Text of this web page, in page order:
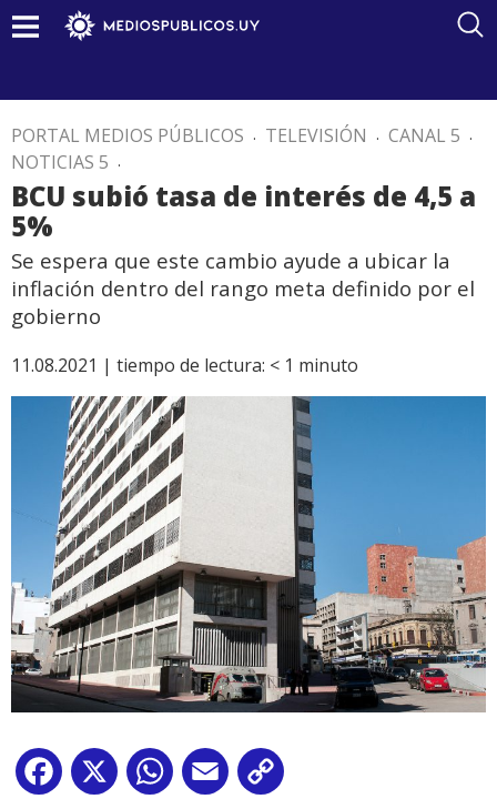
PORTAL MEDIOS PÚBLICOS . TELEVISIÓN . CANAL 5 .
NOTICIAS 5 .
BCU subió tasa de interés de 4,5 a
5%
Se espera que este cambio ayude a ubicar la
inflación dentro del rango meta definido por el
gobierno
11.08.2021 | tiempo de lectura: < 1 minuto
Facebook
X WhatsApp
Email